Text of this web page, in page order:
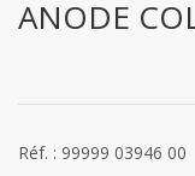
ANODE
Réf. : 99999 03946 00